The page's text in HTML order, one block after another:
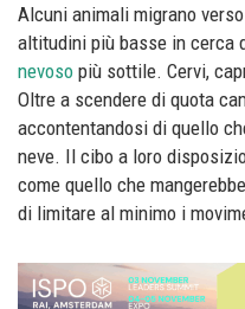
Alcuni animali migrano
altitudini più basse in cerca
nevoso più sottile. Cervi,
Oltre a scendere di quota
accontentandosi di quello
neve. Il cibo a loro
come quello che
di limitare al minimo i